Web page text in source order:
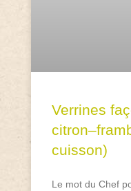
Verrines
cuisson)
Le mot du Chef